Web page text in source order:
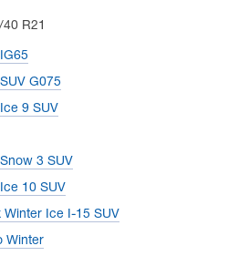
R21
G075
9 SUV
3 SUV
10 SUV
Winter Ice I-15 SUV
Winter